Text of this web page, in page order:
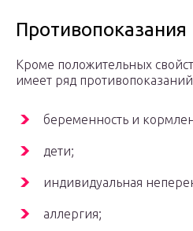
Противопоказания
Кроме положительных
имеет ряд
беременность и
дети;
индивидуальная
аллергия;